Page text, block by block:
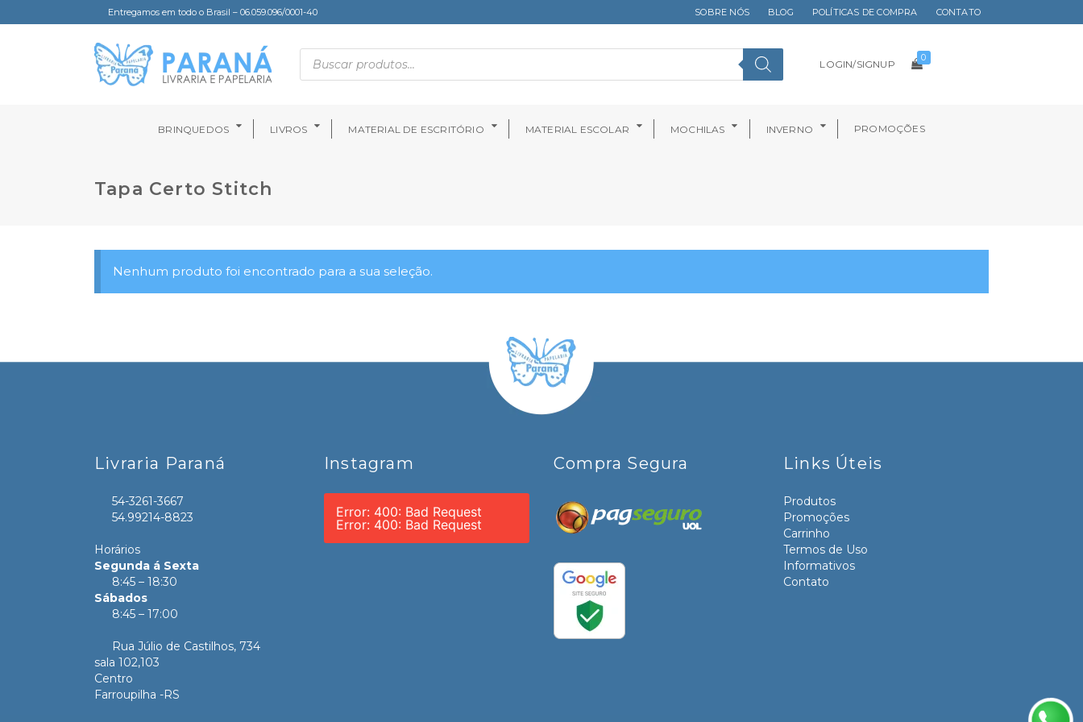
Entregamos em todo o Brasil – 06.059.096/0001-40 SOBRE NÓS BLOG POLÍTICAS DE COMPRA CONTATO
LOGIN/SIGNUP
0
BRINQUEDOS LIVROS MATERIAL DE ESCRITÓRIO MATERIAL ESCOLAR MOCHILAS INVERNO PROMOÇÕES
Tapa Certo Stitch
Nenhum produto foi encontrado para a sua seleção.
Livraria Paraná
54-3261-3667
54.99214-8823
Horários
Segunda á Sexta
8:45 – 18:30
Sábados
8:45 – 17:00
Rua Júlio de Castilhos, 734
sala 102,103
Centro
Farroupilha -RS
Instagram
Error: 400: Bad Request
Error: 400: Bad Request
Compra Segura Links Úteis
Produtos
Promoções
Carrinho
Termos de Uso
Informativos
Contato